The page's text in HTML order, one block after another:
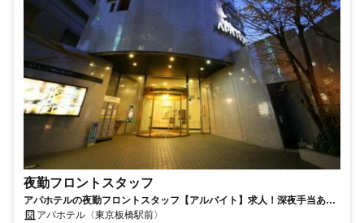
夜勤フロントスタッフ
アパホテルの夜勤フロントスタッフ【アルバイト】求人！深夜手当あり
の夜勤帯でしっかり稼げる
アパホテル〈東京板橋駅前〉